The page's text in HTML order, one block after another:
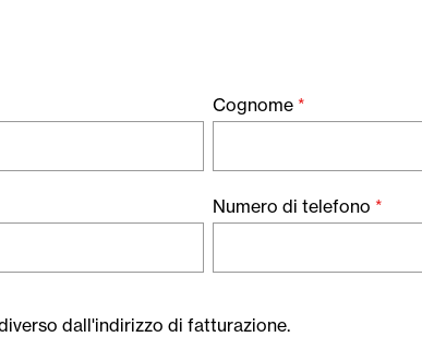
Cognome *
Numero di telefono *
dall'indirizzo di fatturazione.